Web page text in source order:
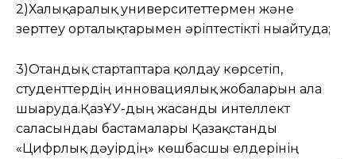
2)Халықаралық университеттермен және
зерттеу орталықтарымен әріптестікті нығайтуда;
3)Отандық стартаптарға қолдау көрсетіп,
студенттердің инновациялық жобаларын алға
шығаруда.ҚазҰУ-дың жасанды интеллект
саласындағы бастамалары Қазақстанды
«Цифрлық дәуірдің» көшбасшы елдерінің